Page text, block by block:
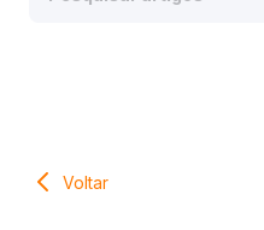
Voltar